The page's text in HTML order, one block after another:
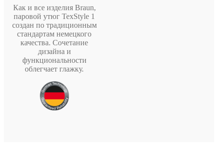
Как и все изделия Braun,
паровой утюг TexStyle 1
создан по традиционным
стандартам немецкого
качества. Сочетание
дизайна и
функциональности
облегчает глажку.